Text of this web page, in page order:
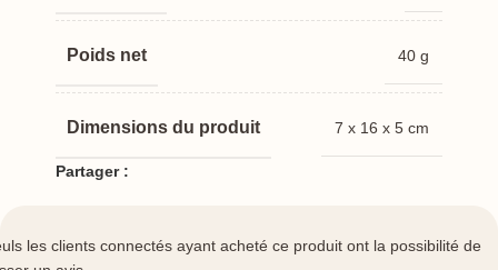
Poids net 40 g
Dimensions du produit 7 x 16 x 5 cm
Partager :
les clients connectés ayant acheté ce produit ont la possibilité de